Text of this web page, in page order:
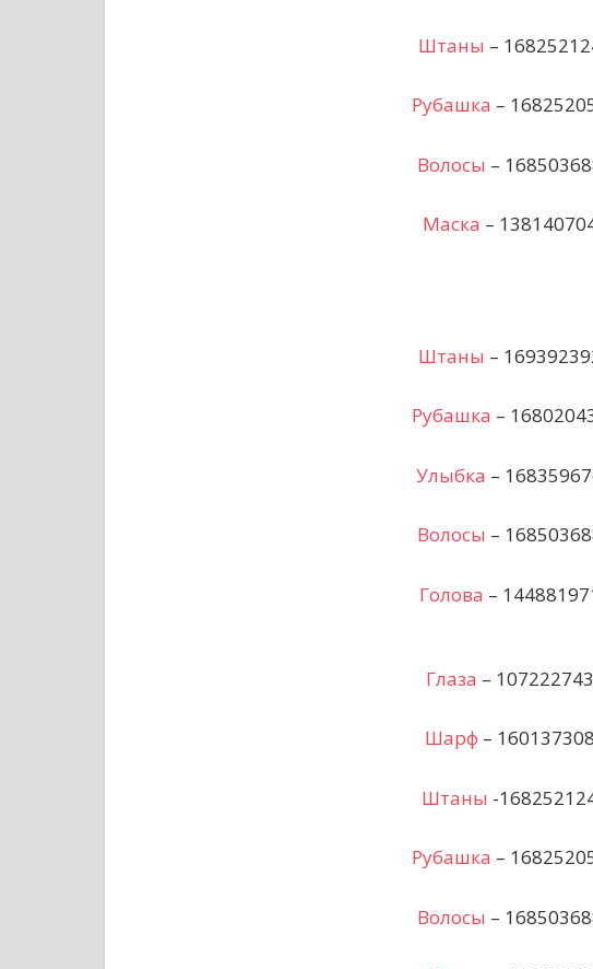
Штаны –
Рубашка –
Волосы –
Маска –
Штаны –
Рубашка –
Улыбка –
Волосы –
Голова –
Глаза –
Шарф –
Штаны -
Рубашка –
Волосы –